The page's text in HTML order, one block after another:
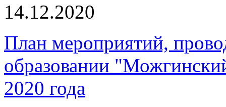
14.12.2020
План мероприятий,
образовании
2020 года